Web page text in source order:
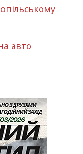
авто